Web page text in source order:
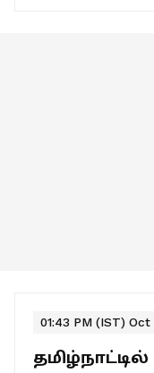
01:43 PM (IST) Oct